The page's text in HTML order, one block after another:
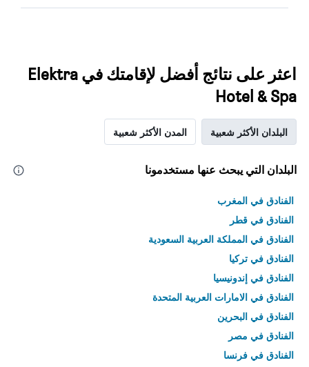
اعثر على نتائج أفضل لإقامتك في Elektra
Hotel & Spa
البلدان الأكثر شعبية المدن الأكثر شعبية
البلدان التي يبحث عنها مستخدمونا
الفنادق في المغرب
الفنادق في قطر
الفنادق في المملكة العربية السعودية
الفنادق في تركيا
الفنادق في إندونيسيا
الفنادق في الامارات العربية المتحدة
الفنادق في البحرين
الفنادق في مصر
الفنادق في فرنسا